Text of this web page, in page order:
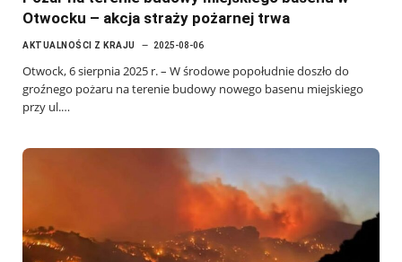
Otwocku – akcja straży pożarnej trwa
AKTUALNOŚCI Z KRAJU 2025-08-06
Otwock, 6 sierpnia 2025 r. – W środowe popołudnie doszło do
groźnego pożaru na terenie budowy nowego basenu miejskiego
przy ul.…